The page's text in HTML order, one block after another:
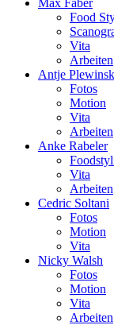
Max Faber
Food
Vita
Arbeiten
Antje
Fotos
Motion
Vita
Arbeiten
Anke Rabeler
Vita
Arbeiten
Cedric Soltani
Fotos
Motion
Vita
Nicky Walsh
Fotos
Motion
Vita
Arbeiten